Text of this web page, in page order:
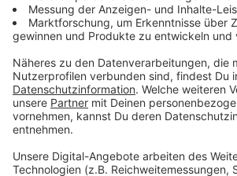
Anzeige
Wir benötigen
Zustimmung, um den
Wir verwenden einen